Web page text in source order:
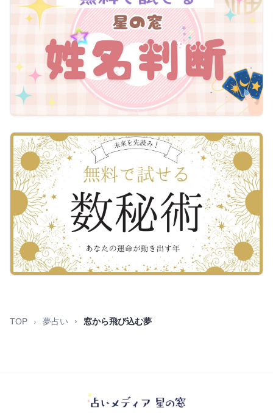
TOP 夢占い 窓から飛び込む夢